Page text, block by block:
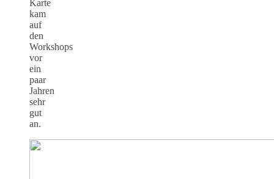
Karte
kam
auf
den
Workshops
vor
ein
paar
Jahren
sehr
gut
an.